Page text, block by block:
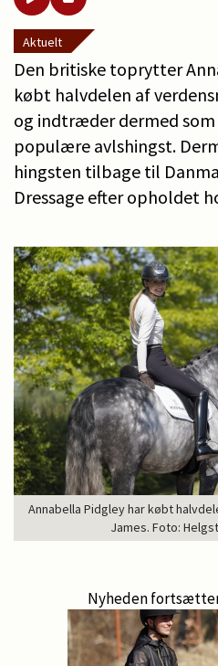
Aktuelt
Den britiske toprytter
købt halvdelen af
og indtræder dermed som
populære avlshingst.
hingsten tilbage til
Dressage efter opholdet
Annabella Pidgley har købt
James. Foto:
Nyheden